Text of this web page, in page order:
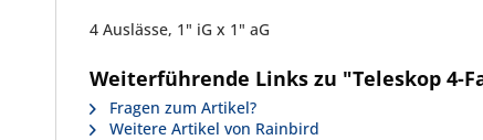
4 Auslässe, 1" iG x 1" aG
Weiterführende Links zu "Teleskop 4-
Fragen zum Artikel?
Weitere Artikel von Rainbird